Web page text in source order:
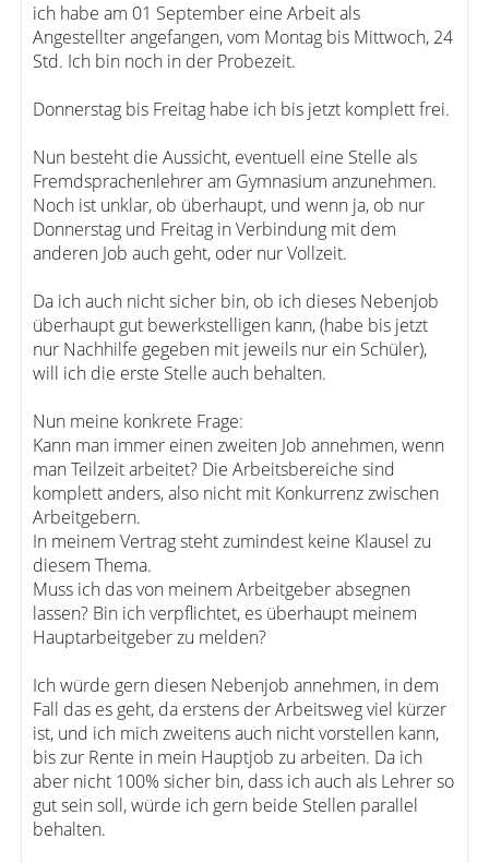
ich habe am 01 September eine Arbeit als
Angestellter angefangen, vom Montag bis Mittwoch, 24
Std. Ich bin noch in der Probezeit.
Donnerstag bis Freitag habe ich bis jetzt komplett frei.
Nun besteht die Aussicht, eventuell eine Stelle als
Fremdsprachenlehrer am Gymnasium anzunehmen.
Noch ist unklar, ob überhaupt, und wenn ja, ob nur
Donnerstag und Freitag in Verbindung mit dem
anderen Job auch geht, oder nur Vollzeit.
Da ich auch nicht sicher bin, ob ich dieses Nebenjob
überhaupt gut bewerkstelligen kann, (habe bis jetzt
nur Nachhilfe gegeben mit jeweils nur ein Schüler),
will ich die erste Stelle auch behalten.
Nun meine konkrete Frage:
Kann man immer einen zweiten Job annehmen, wenn
man Teilzeit arbeitet? Die Arbeitsbereiche sind
komplett anders, also nicht mit Konkurrenz zwischen
Arbeitgebern.
In meinem Vertrag steht zumindest keine Klausel zu
diesem Thema.
Muss ich das von meinem Arbeitgeber absegnen
lassen? Bin ich verpflichtet, es überhaupt meinem
Hauptarbeitgeber zu melden?
Ich würde gern diesen Nebenjob annehmen, in dem
Fall das es geht, da erstens der Arbeitsweg viel kürzer
ist, und ich mich zweitens auch nicht vorstellen kann,
bis zur Rente in mein Hauptjob zu arbeiten. Da ich
aber nicht 100% sicher bin, dass ich auch als Lehrer so
gut sein soll, würde ich gern beide Stellen parallel
behalten.